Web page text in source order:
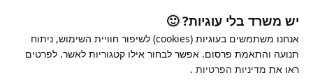
יש משרד בלי עוגיות? 🙂
אנחנו משתמשים בעוגיות (cookies) לשיפור חוויית השימוש, ניתוח
תנועה והתאמת פרסום. אפשר לבחור אילו קטגוריות לאשר. לפרטים
ראו את מדיניות הפרטיות .
navigation
content